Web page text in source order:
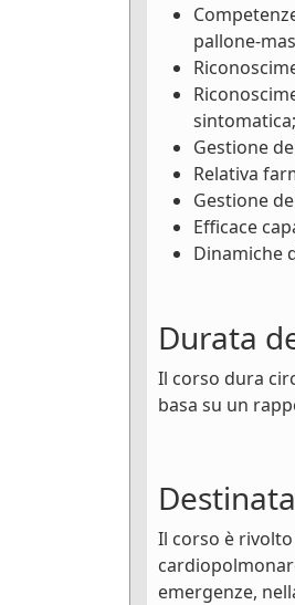
pallone-
sintomatica;
Gestione
Relativa
Gestione
Efficace
Dinamiche
Durata
Il corso dura
basa su un
Il corso è
emergenze,